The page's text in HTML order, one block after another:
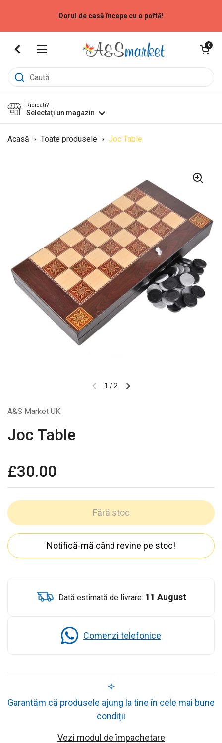
Dorul de casă începe cu o poftă!
Deschide meniu
Deschide
0
Ridicați?
Selectați un magazin
Acasă › Toate produsele › Joc Table
1 /2
A&S Market UK
Joc Table
£30.00
Fără stoc
Notifică-mă când revine pe stoc!
Dată estimată de livrare: 11 August
Comenzi telefonice
Garantăm că produsele ajung la tine în cele mai bune
condiții
Vezi modul de împachetare